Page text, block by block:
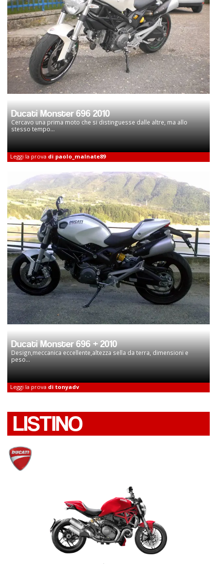
Ducati Monster 696 2010
Cercavo una prima moto che si distinguesse dalle altre, ma allo
stesso tempo...
Leggi la prova di paolo_malnate89
Ducati Monster 696 + 2010
Design,meccanica eccellente,altezza sella da terra, dimensioni e
peso...
Leggi la prova di tonyadv
LISTINO